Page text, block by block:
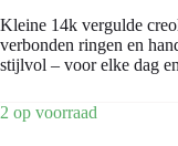
Kleine 14k vergulde
verbonden ringen en
stijlvol – voor elke dag
2 op voorraad